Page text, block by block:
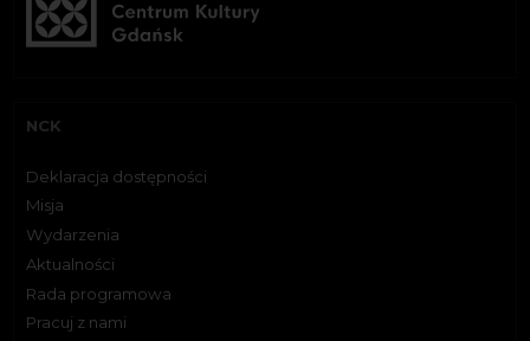
NCK
Deklaracja dostępności
Misja
Wydarzenia
Aktualności
Rada programowa
Pracuj z nami